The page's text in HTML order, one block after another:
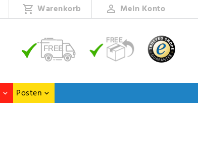
Warenkorb Mein Konto
Posten